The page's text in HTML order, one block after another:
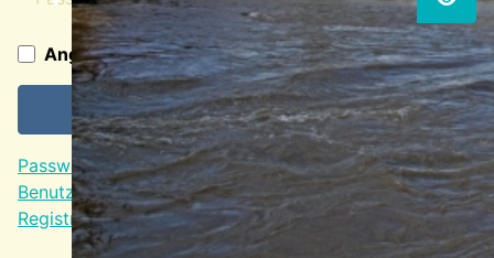
Angemeldet bleiben
Anmelden
Passwort vergessen?
Benutzername vergessen?
Registrieren